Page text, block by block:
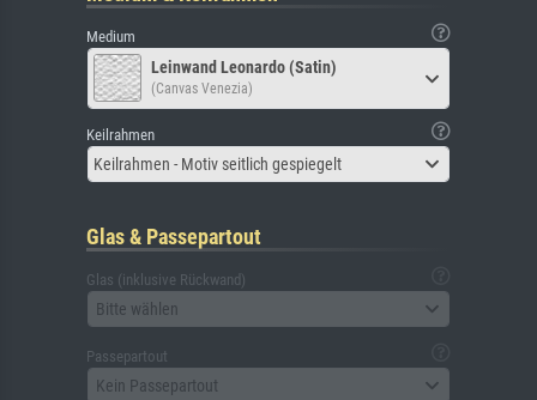
Medium
Leinwand Leonardo (Satin)
(Canvas Venezia)
Keilrahmen
Keilrahmen - Motiv seitlich gespiegelt
Glas & Passepartout
Glas (inklusive Rückwand)
Bitte wählen
Passepartout
Kein Passepartout